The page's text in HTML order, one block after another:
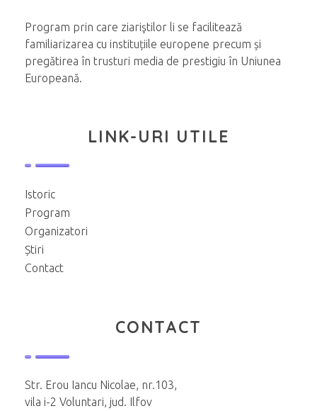
Program prin care ziariştilor li se facilitează
familiarizarea cu instituțiile europene precum și
pregătirea în trusturi media de prestigiu în Uniunea
Europeană.
LINK-URI UTILE
Istoric
Program
Organizatori
Știri
Contact
CONTACT
Str. Erou Iancu Nicolae, nr.103,
vila i-2 Voluntari, jud. Ilfov